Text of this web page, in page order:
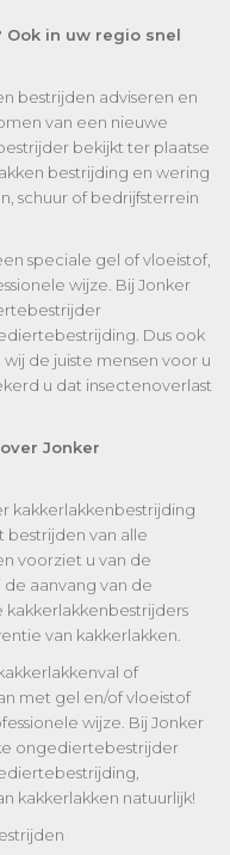
Ook in uw regio snel
bestrijden adviseren en
van een nieuwe
bekijkt ter plaatse
bestrijding en wering
schuur of bedrijfsterrein
speciale gel of vloeistof,
wijze. Bij Jonker
Dus ook
de juiste mensen voor u
u dat insectenoverlast
Jonker
kakkerlakkenbestrijding
bestrijden van alle
voorziet u van de
aanvang van de
kakkerlakkenbestrijders
van kakkerlakken.
of
met gel en/of vloeistof
wijze. Bij Jonker
ongediertebestrijder
kakkerlakken natuurlijk!